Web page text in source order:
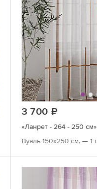
3 700
«Ланрет - 264 - 250 см»
Вуаль 150х250 см. — 1